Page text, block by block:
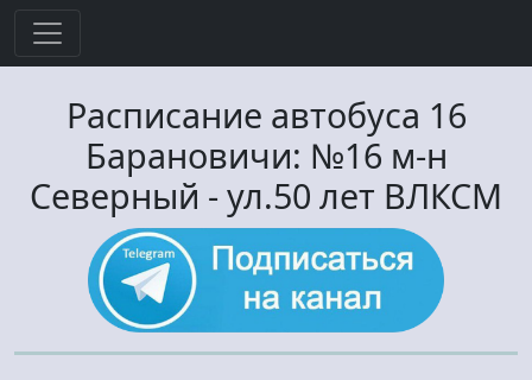
Расписание автобуса 16
Барановичи: №16 м-н
Северный - ул.50 лет ВЛКСМ